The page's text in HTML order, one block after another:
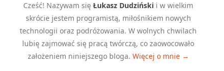
Cześć! Nazywam sięŁukasz Dudziński i w wielkim
skrócie jestem programistą, miłośnikiem nowych
technologii oraz podróżowania. W wolnych chwilach
lubię zajmować się pracą twórczą, co zaowocowało
założeniem niniejszego bloga. Więcej o mnie →